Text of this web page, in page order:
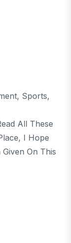
Sports,
All These
I Hope
On This